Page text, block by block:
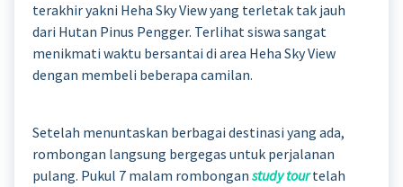
terakhir yakni Heha Sky View yang terletak tak jauh
dari Hutan Pinus Pengger. Terlihat siswa sangat
menikmati waktu bersantai di area Heha Sky View
dengan membeli beberapa camilan.
Setelah menuntaskan berbagai destinasi yang ada,
rombongan langsung bergegas untuk perjalanan
pulang. Pukul 7 malam rombongan study tourtelah